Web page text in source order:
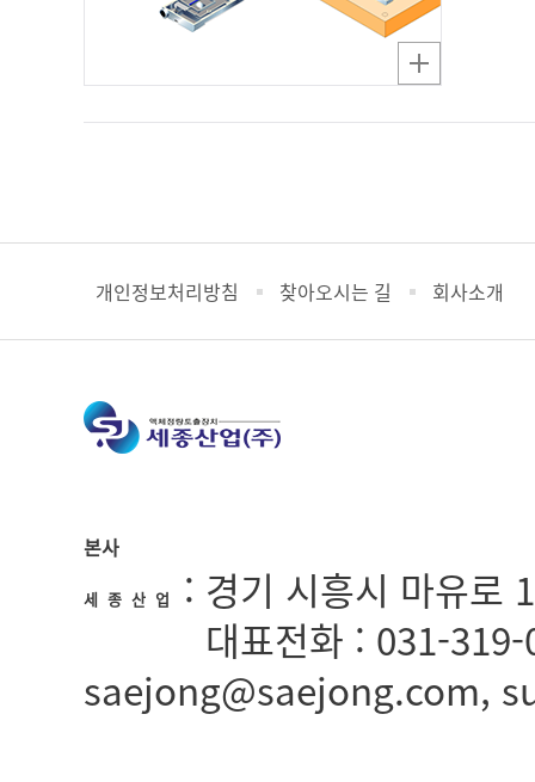
개인정보처리방침 찾아오시는 길 회사소개
본사
세 종 산 업 : 경기 시흥시 마유로
대표전화 : 031-
saejong@saejong.com,